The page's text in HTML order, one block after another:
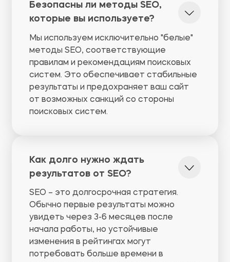
Безопасны ли методы SEO,
которые вы используете?
Мы используем исключительно "белые"
методы SEO, соответствующие
правилам и рекомендациям поисковых
систем. Это обеспечивает стабильные
результаты и предохраняет ваш сайт
от возможных санкций со стороны
поисковых систем.
Как долго нужно ждать
результатов от SEO?
SEO – это долгосрочная стратегия.
Обычно первые результаты можно
увидеть через 3-6 месяцев после
начала работы, но устойчивые
изменения в рейтингах могут
потребовать больше времени в